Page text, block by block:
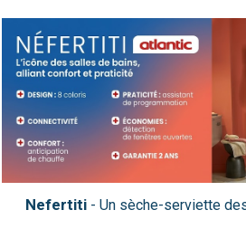
Nefertiti